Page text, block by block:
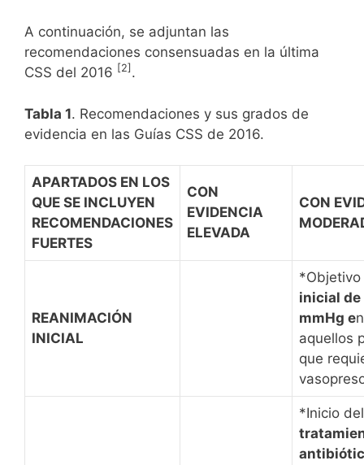
A continuación, se adjuntan las
recomendaciones consensuadas en la última
CSS del 2016 [2] .
Tabla 1. Recomendaciones y sus grados de
evidencia en las Guías CSS de 2016.
APARTADOS EN LOS
QUE SE INCLUYEN
RECOMENDACIONES
FUERTES
CON
EVIDENCIA
ELEVADA
CON
REANIMACIÓN
INICIAL
inicial de
mmHg en
aquellos
que
*Inicio del